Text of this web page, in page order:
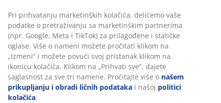
Šifra artikla: 3670228
Uputstvo za montažu
Tehnički podaci
Pri prihvatanju marketinških kolačića, delićemo vaše
podatke o pretraživanju sa marketinškim partnerima
(npr. Google, Meta i TikTok) za prilagođene i statičke
oglase. Više o nameni možete pročitati klikom na
„Izmeni“ i možete povući svoj pristanak klikom na
ikonicu kolačića. Klikom na „Prihvati sve“, dajete
saglasnost za sve tri namene. Pročitajte više o našem
prikupljanju i obradi ličnih podataka i našoj politici
kolačića.